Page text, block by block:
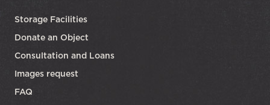
Storage Facilities
Donate an Object
Consultation and Loans
Images request
FAQ